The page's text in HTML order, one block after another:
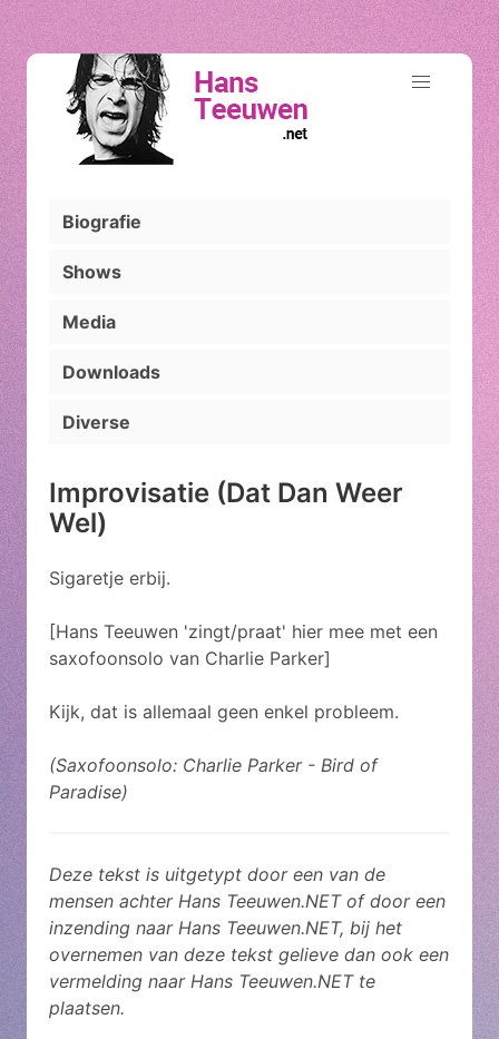
Biografie
Shows
Media
Downloads
Diverse
Improvisatie (Dat Dan Weer
Wel)
Sigaretje erbij.
[Hans Teeuwen 'zingt/praat' hier mee met een
saxofoonsolo van Charlie Parker]
Kijk, dat is allemaal geen enkel probleem.
(Saxofoonsolo: Charlie Parker - Bird of
Paradise)
Deze tekst is uitgetypt door een van de
mensen achter Hans Teeuwen.NET of door een
inzending naar Hans Teeuwen.NET, bij het
overnemen van deze tekst gelieve dan ook een
vermelding naar Hans Teeuwen.NET te
plaatsen.